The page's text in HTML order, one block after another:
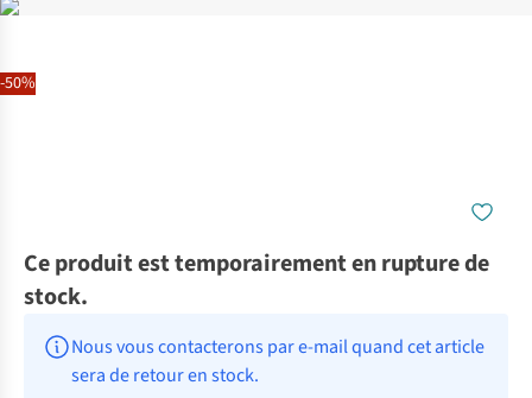
-50%
Ce produit est temporairement en rupture de
stock.
Nous vous contacterons par e-mail quand cet article
sera de retour en stock.